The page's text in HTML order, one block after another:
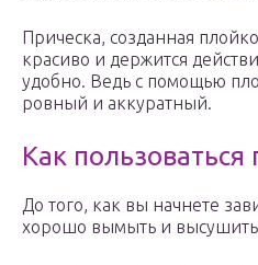
Прическа, созданная
красиво и держится
удобно. Ведь с помощью
ровный и аккуратный.
Как пользоваться
До того, как вы начнете
хорошо вымыть и